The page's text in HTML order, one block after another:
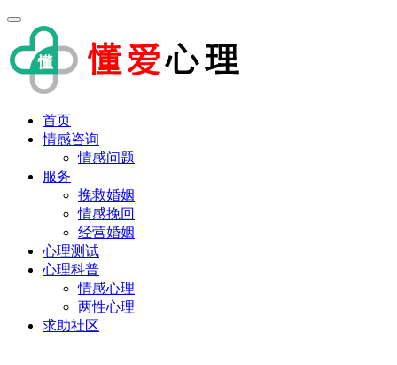
首页
情感咨询
情感问题
服务
挽救婚姻
情感挽回
经营婚姻
心理测试
心理科普
情感心理
两性心理
求助社区